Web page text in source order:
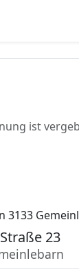
ist
23